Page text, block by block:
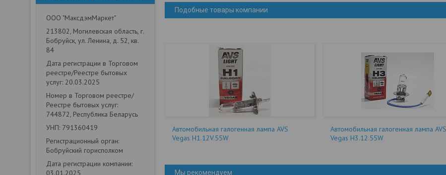
ООО "МаксдэмМаркет"
213802, Могилевская область, г.
Бобруйск, ул. Ленина, д. 52, кв.
84
Дата регистрации в Торговом
реестре/Реестре бытовых
услуг: 20.03.2025
Номер в Торговом реестре/
Реестре бытовых услуг:
744872, Республика Беларусь
УНП: 791360419
Регистрационный орган:
Бобруйский горисполком
Дата регистрации компании:
03.01.2025
Подобные товары компании
Автомобильная галогенная лампа AVS
Vegas H1.12V.55W
Автомобильная галогенная лампа AVS
Vegas H3.12.55W
Мы рекомендуем